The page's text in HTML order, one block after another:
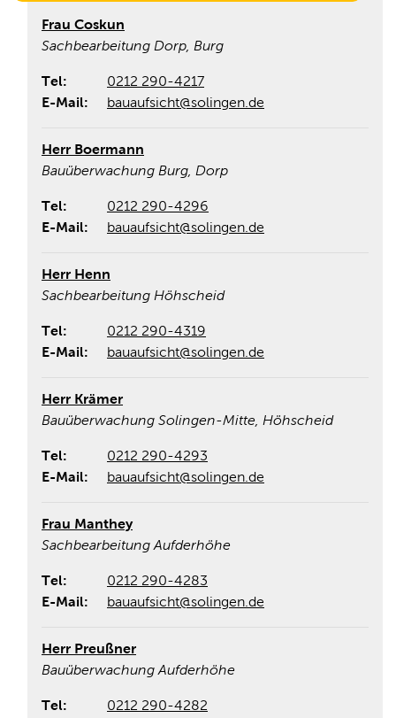
Frau Coskun
Sachbearbeitung Dorp, Burg
Tel:
0212 290-4217
E-Mail:
bauaufsicht@solingen.de
Herr Boermann
Bauüberwachung Burg, Dorp
Tel:
0212 290-4296
E-Mail:
bauaufsicht@solingen.de
Herr Henn
Sachbearbeitung Höhscheid
Tel:
0212 290-4319
E-Mail:
bauaufsicht@solingen.de
Herr Krämer
Bauüberwachung Solingen-Mitte, Höhscheid
Tel:
0212 290-4293
E-Mail:
bauaufsicht@solingen.de
Frau Manthey
Sachbearbeitung Aufderhöhe
Tel:
0212 290-4283
E-Mail:
bauaufsicht@solingen.de
Herr Preußner
Bauüberwachung Aufderhöhe
Tel:
0212 290-4282